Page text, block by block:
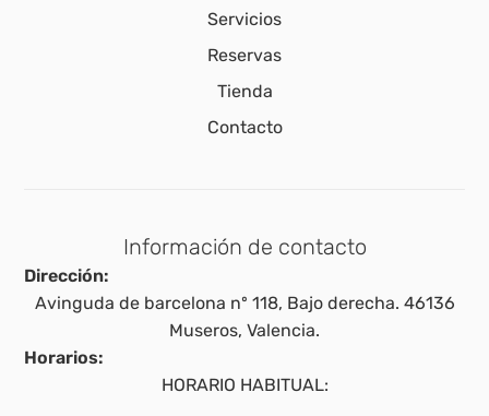
Servicios
Reservas
Tienda
Contacto
Información de contacto
Dirección:
Avinguda de barcelona nº 118, Bajo derecha. 46136
Museros, Valencia.
Horarios:
HORARIO HABITUAL: